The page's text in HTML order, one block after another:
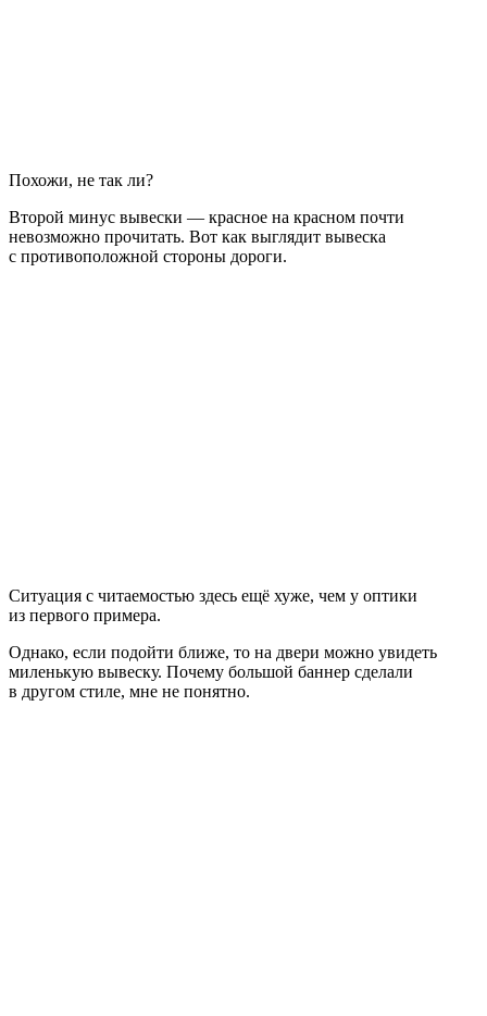
Похожи, не так ли?
Второй минус вывески — красное на красном почти
невозможно прочитать. Вот как выглядит вывеска
с противоположной стороны дороги.
Ситуация с читаемостью здесь ещё хуже, чем у оптики
из первого примера.
Однако, если подойти ближе, то на двери можно увидеть
миленькую вывеску. Почему большой баннер сделали
в другом стиле, мне не понятно.